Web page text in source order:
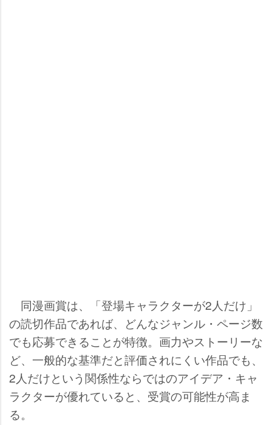
同漫画賞は、「登場キャラクターが2人だけ」
の読切作品であれば、どんなジャンル・ページ数
でも応募できることが特徴。画力やストーリーな
ど、一般的な基準だと評価されにくい作品でも、
2人だけという関係性ならではのアイデア・キャ
ラクターが優れていると、受賞の可能性が高ま
る。